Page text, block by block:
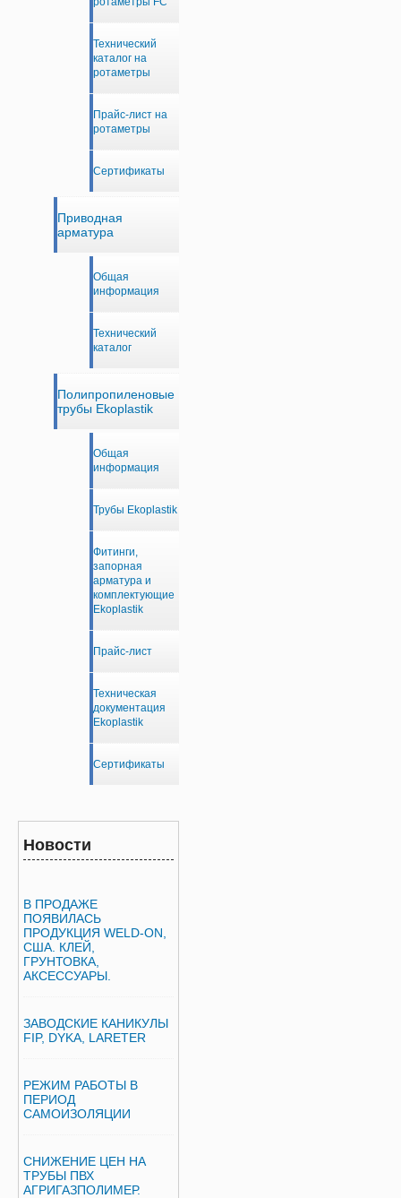
Технический
каталог на
ротаметры
Прайс-лист на
ротаметры
Сертификаты
Приводная
арматура
Общая
информация
Технический
каталог
Полипропиленовые
трубы Ekoplastik
Общая
информация
Трубы Ekoplastik
Фитинги,
запорная
арматура и
комплектующие
Ekoplastik
Прайс-лист
Техническая
документация
Ekoplastik
Сертификаты
Новости
В ПРОДАЖЕ
ПОЯВИЛАСЬ
ПРОДУКЦИЯ WELD-ON,
США. КЛЕЙ,
ГРУНТОВКА,
АКСЕССУАРЫ.
ЗАВОДСКИЕ КАНИКУЛЫ
FIP, DYKA, LARETER
РЕЖИМ РАБОТЫ В
ПЕРИОД
САМОИЗОЛЯЦИИ
СНИЖЕНИЕ ЦЕН НА
ТРУБЫ ПВХ
АГРИГАЗПОЛИМЕР.